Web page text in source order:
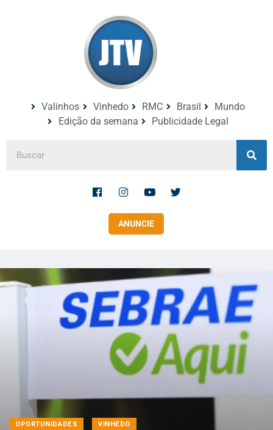
Valinhos Vinhedo RMC Brasil
Mundo
Edição da semana
Publicidade Legal
ANUNCIE
OPORTUNIDADES VINHEDO